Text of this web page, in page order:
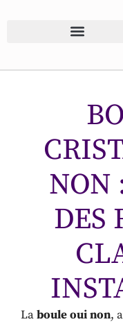
NON
DES
Laboule oui non,